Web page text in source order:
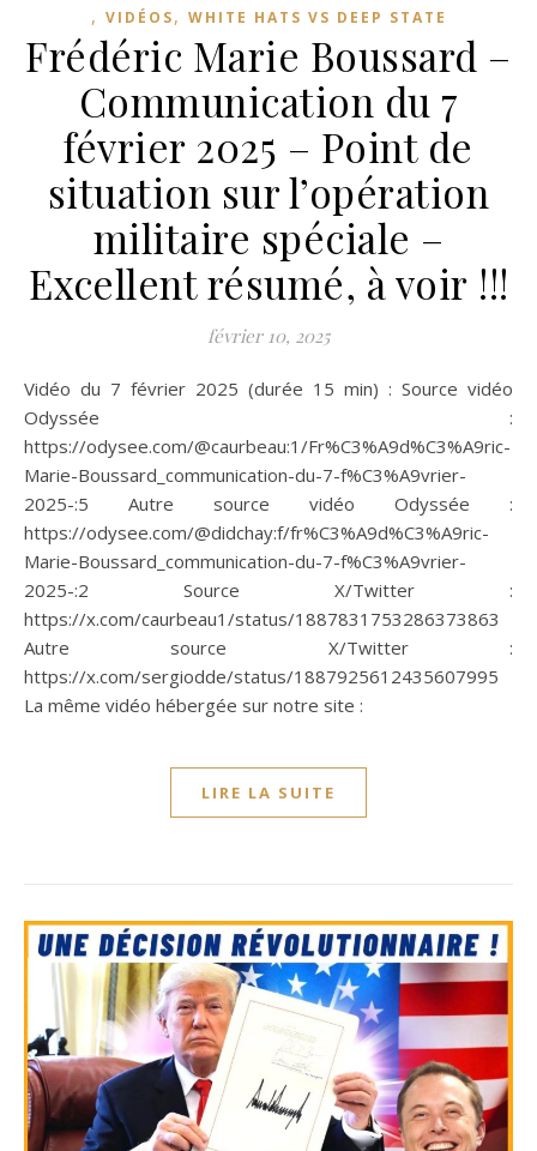
, VIDÉOS, WHITE HATS VS DEEP STATE
Frédéric Marie Boussard –
Communication du 7
février 2025 – Point de
situation sur l’opération
militaire spéciale –
Excellent résumé, à voir !!!
février 10, 2025
Vidéo du 7 février 2025 (durée 15 min) : Source vidéo
Odyssée :
https://odysee.com/@caurbeau:1/Fr%C3%A9d%C3%A9ric-
Marie-Boussard_communication-du-7-f%C3%A9vrier-
2025-:5 Autre source vidéo Odyssée :
https://odysee.com/@didchay:f/fr%C3%A9d%C3%A9ric-
Marie-Boussard_communication-du-7-f%C3%A9vrier-
2025-:2 Source X/Twitter :
https://x.com/caurbeau1/status/1887831753286373863
Autre source X/Twitter :
https://x.com/sergiodde/status/1887925612435607995
La même vidéo hébergée sur notre site :
LIRE LA SUITE